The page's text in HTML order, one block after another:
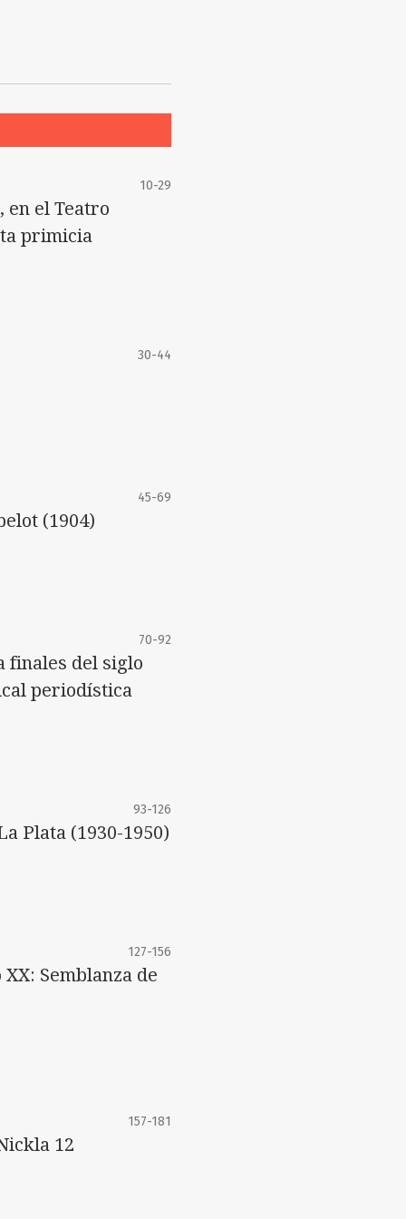
10-29
en el Teatro
primicia
30-44
45-69
(1904)
70-92
finales del siglo
periodística
93-126
Plata (1930-1950)
127-156
Semblanza de
157-181
12